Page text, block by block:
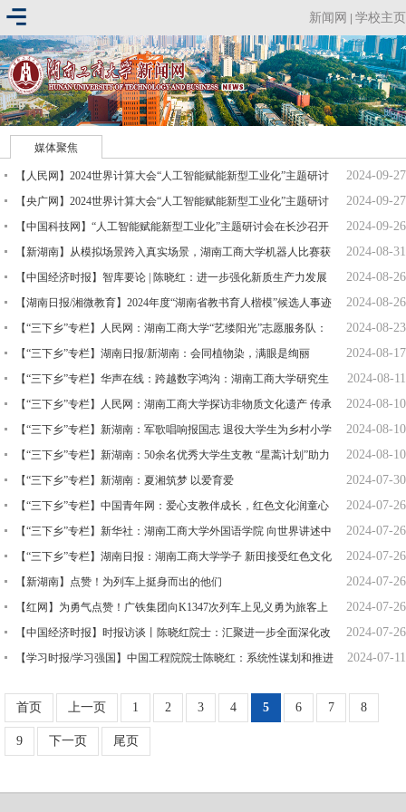
新闻网 学校主页
媒体聚焦
2024-09-27
【人民网】2024世界计算大会“人工智能赋能新型工业化”主题研讨
顺利举行
2024-09-27
【央广网】2024世界计算大会“人工智能赋能新型工业化”主题研讨
顺利举行
2024-09-26
【中国科技网】“人工智能赋能新型工业化”主题研讨会在长沙召开
2024-08-31
【新湖南】从模拟场景跨入真实场景，湖南工商大学机器人比赛获
全国冠军
2024-08-26
【中国经济时报】智库要论 | 陈晓红：进一步强化新质生产力发展
制度保障
2024-08-26
【湖南日报/湘微教育】2024年度“湖南省教书育人楷模”候选人事迹
简介
2024-08-23
【“三下乡”专栏】人民网：湖南工商大学“艺缕阳光”志愿服务队：
妙笔描摹美丽安化…
2024-08-17
【“三下乡”专栏】湖南日报/新湖南：会同植物染，满眼是绚丽
2024-08-11
【“三下乡”专栏】华声在线：跨越数字鸿沟：湖南工商大学研究生
深入光明村，探索老…
2024-08-10
【“三下乡”专栏】人民网：湖南工商大学探访非物质文化遗产 传承
精神薪火相传
2024-08-10
【“三下乡”专栏】新湖南：军歌唱响报国志 退役大学生为乡村小学
开办国防教育夏令营
2024-08-10
【“三下乡”专栏】新湖南：50余名优秀大学生支教 “星蒿计划”助力
乡村教育
2024-07-30
【“三下乡”专栏】新湖南：夏湘筑梦 以爱育爱
2024-07-26
【“三下乡”专栏】中国青年网：爱心支教伴成长，红色文化润童心
2024-07-26
【“三下乡”专栏】新华社：湖南工商大学外国语学院 向世界讲述中
国非遗故事
2024-07-26
【“三下乡”专栏】湖南日报：湖南工商大学学子 新田接受红色文化
熏陶
2024-07-26
【新湖南】点赞！为列车上挺身而出的他们
2024-07-26
【红网】为勇气点赞！广铁集团向K1347次列车上见义勇为旅客上
门送慰问
2024-07-26
【中国经济时报】时报访谈丨陈晓红院士：汇聚进一步全面深化改
革的磅礴力量
2024-07-11
【学习时报/学习强国】中国工程院院士陈晓红：系统性谋划和推进
首页 上一页 1 2 3 4 5 6 7 8
9 下一页 尾页